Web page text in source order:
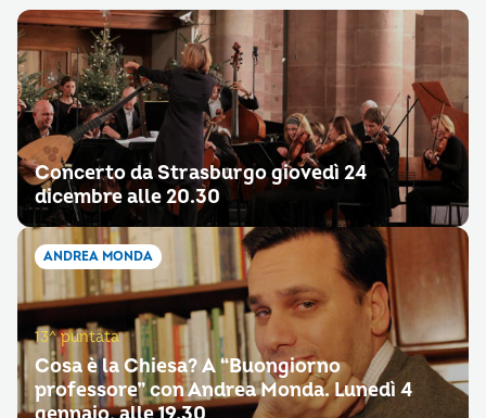
Concerto da Strasburgo giovedì 24
dicembre alle 20.30
ANDREA MONDA
13^ puntata
Cosa è la Chiesa? A “Buongiorno
professore” con Andrea Monda. Lunedì 4